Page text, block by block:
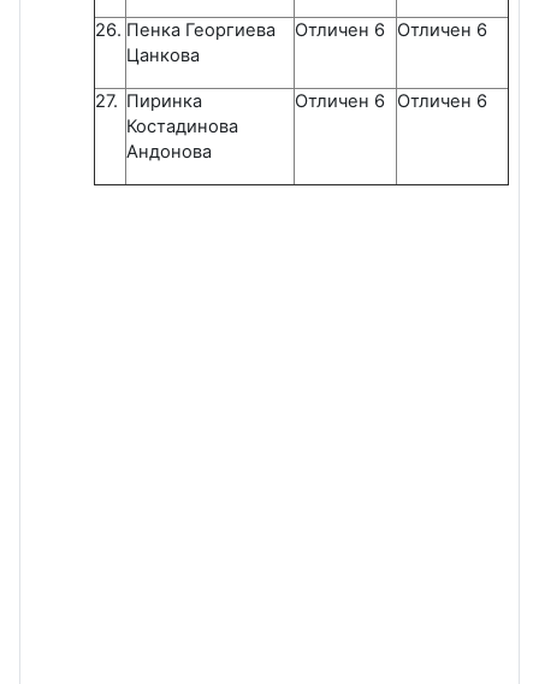
26. Пенка Георгиева
Цанкова
Отличен 6 Отличен 6
27. Пиринка
Костадинова
Андонова
Отличен 6 Отличен 6